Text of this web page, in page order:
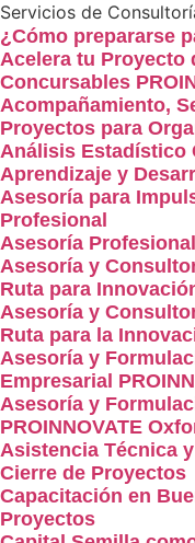
Servicios de
¿Cómo prepararse
Acelera tu Proyecto
Concursables
Acompañamiento,
Proyectos para
Análisis Estadístico
Aprendizaje y
Asesoría para
Profesional
Asesoría
Asesoría y
Ruta para
Asesoría y
Ruta para la
Asesoría y
Empresarial
Asesoría y
PROINNOVATE
Asistencia Técnica
Cierre de Proyectos
Capacitación en
Proyectos